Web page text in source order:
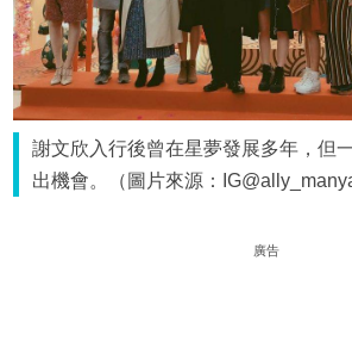
謝文欣入行後曾在星夢發展多年，但
出機會。（圖片來源：
廣告